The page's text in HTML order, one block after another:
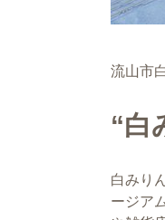
流山市
“白
白みり
ージア